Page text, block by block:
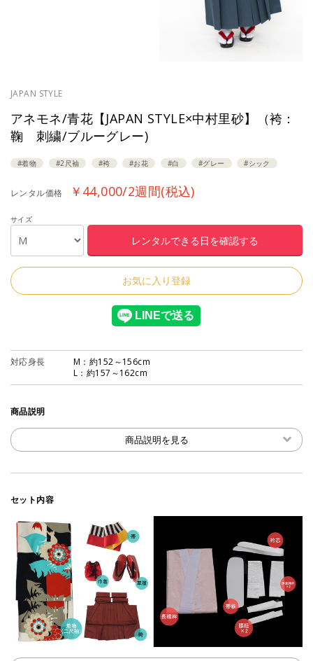
JAPAN STYLE
アネモネ/青花【JAPAN STYLE×中村里砂】（袴：
鞠 刺繍/ブルーグレー)
#着物 #2尺袖 #袴 #お花 #白 #グレー #シック
レンタル価格 ￥44,000/2週間(税込)
サイズ
お気に入り登録
対応身長
M：約152～156cm
L：約157～162cm
商品説明
商品説明を見る
セット内容